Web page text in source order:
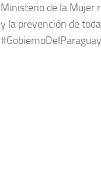
Ministerio de la Mujer
y la prevención de
#GobiernoDelParaguay